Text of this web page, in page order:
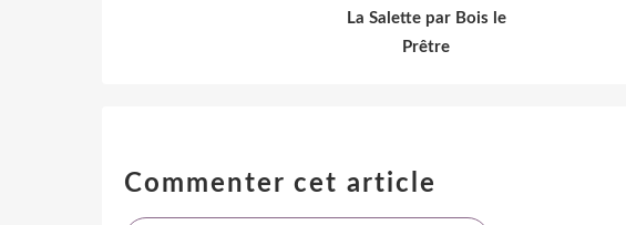
La Salette par Bois le
Prêtre
Commenter cet article